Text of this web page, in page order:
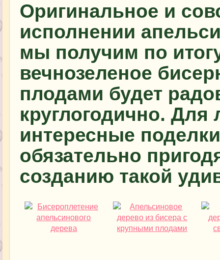
Оригинальное и
исполнении
мы получим по
вечнозеленое
плодами будет
круглогодично. Для
интересные
обязательно
созданию такой